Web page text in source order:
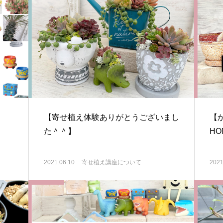
【寄せ植え体験ありがとうございまし
た＾＾】
2021.06.10 寄せ植え講座について
【